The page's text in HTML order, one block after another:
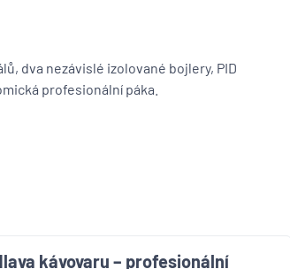
dva nezávislé izolované bojlery, PID
profesionální páka.
kávovaru – profesionální